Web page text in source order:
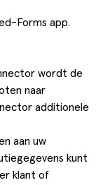
Forms app.
wordt de
naar
additionele
aan uw
kunt
klant of